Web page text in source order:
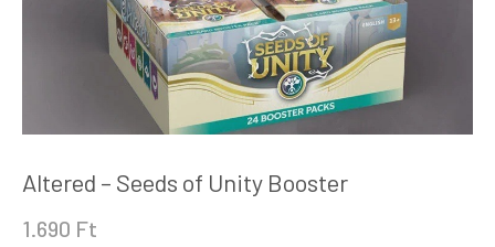
Altered – Seeds of Unity Booster
1.690 Ft